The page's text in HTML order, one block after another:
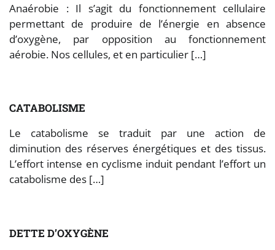
Anaérobie : Il s’agit du fonctionnement cellulaire
permettant de produire de l’énergie en absence
d’oxygène, par opposition au fonctionnement
aérobie. Nos cellules, et en particulier […]
CATABOLISME
Le catabolisme se traduit par une action de
diminution des réserves énergétiques et des tissus.
L’effort intense en cyclisme induit pendant l’effort un
catabolisme des […]
DETTE D’OXYGÈNE